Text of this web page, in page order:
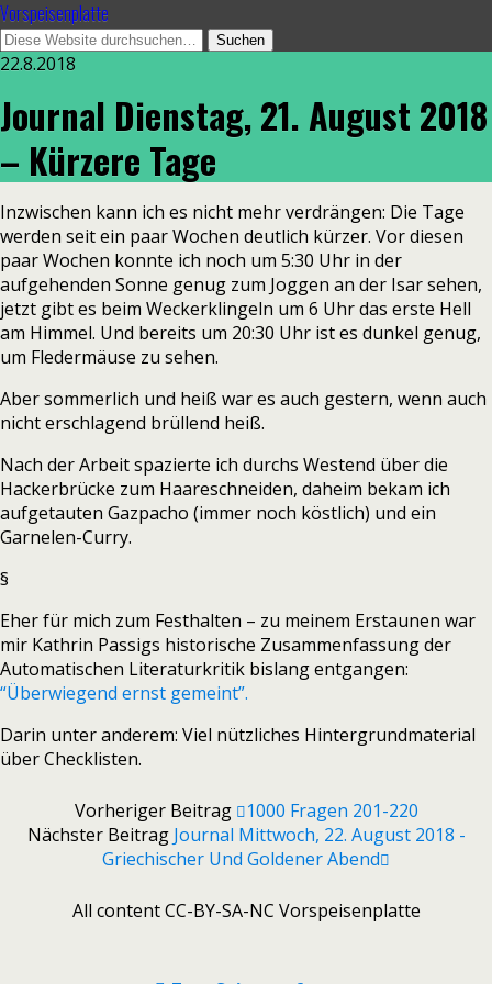
Vorspeisenplatte
22.8.2018
Journal Dienstag, 21. August 2018
– Kürzere Tage
Inzwischen kann ich es nicht mehr verdrängen: Die Tage
werden seit ein paar Wochen deutlich kürzer. Vor diesen
paar Wochen konnte ich noch um 5:30 Uhr in der
aufgehenden Sonne genug zum Joggen an der Isar sehen,
jetzt gibt es beim Weckerklingeln um 6 Uhr das erste Hell
am Himmel. Und bereits um 20:30 Uhr ist es dunkel genug,
um Fledermäuse zu sehen.
Aber sommerlich und heiß war es auch gestern, wenn auch
nicht erschlagend brüllend heiß.
Nach der Arbeit spazierte ich durchs Westend über die
Hackerbrücke zum Haareschneiden, daheim bekam ich
aufgetauten Gazpacho (immer noch köstlich) und ein
Garnelen-Curry.
§
Eher für mich zum Festhalten – zu meinem Erstaunen war
mir Kathrin Passigs historische Zusammenfassung der
Automatischen Literaturkritik bislang entgangen:
“Überwiegend ernst gemeint”.
Darin unter anderem: Viel nützliches Hintergrundmaterial
über Checklisten.
Vorheriger Beitrag
1000 Fragen 201-220
Nächster Beitrag Journal Mittwoch, 22. August 2018 -
Griechischer Und Goldener Abend
All content CC-BY-SA-NC Vorspeisenplatte